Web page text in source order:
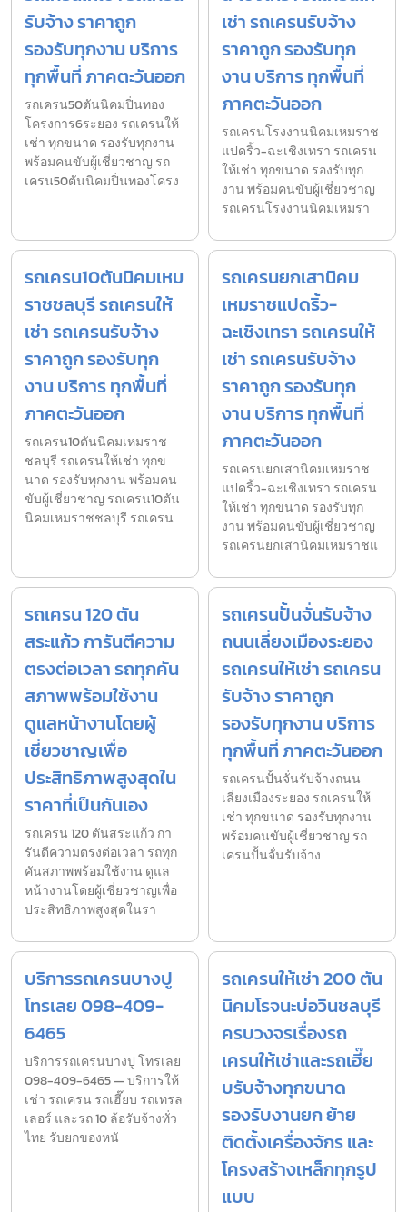
รับจ้าง ราคาถูก
รองรับทุกงาน บริการ
ทุกพื้นที่ ภาคตะวันออก
รถเครน50ตันนิคมปิ่นทอง
โครงการ6ระยอง รถเครนให้
เช่า ทุกขนาด รองรับทุกงาน
พร้อมคนขับผู้เชี่ยวชาญ รถ
เครน50ตันนิคมปิ่นทองโครง
เช่า รถเครนรับจ้าง
ราคาถูก รองรับทุก
งาน บริการ ทุกพื้นที่
ภาคตะวันออก
รถเครนโรงงานนิคมเหมราช
แปดริ้ว-ฉะเชิงเทรา รถเครน
ให้เช่า ทุกขนาด รองรับทุก
งาน พร้อมคนขับผู้เชี่ยวชาญ
รถเครนโรงงานนิคมเหมรา
รถเครน10ตันนิคมเหม
ราชชลบุรี รถเครนให้
เช่า รถเครนรับจ้าง
ราคาถูก รองรับทุก
งาน บริการ ทุกพื้นที่
ภาคตะวันออก
รถเครน10ตันนิคมเหมราช
ชลบุรี รถเครนให้เช่า ทุกข
นาด รองรับทุกงาน พร้อมคน
ขับผู้เชี่ยวชาญ รถเครน10ตัน
นิคมเหมราชชลบุรี รถเครน
รถเครนยกเสานิคม
เหมราชแปดริ้ว-
ฉะเชิงเทรา รถเครนให้
เช่า รถเครนรับจ้าง
ราคาถูก รองรับทุก
งาน บริการ ทุกพื้นที่
ภาคตะวันออก
รถเครนยกเสานิคมเหมราช
แปดริ้ว-ฉะเชิงเทรา รถเครน
ให้เช่า ทุกขนาด รองรับทุก
งาน พร้อมคนขับผู้เชี่ยวชาญ
รถเครนยกเสานิคมเหมราชแ
รถเครน 120 ตัน
สระแก้ว การันตีความ
ตรงต่อเวลา รถทุกคัน
สภาพพร้อมใช้งาน
ดูแลหน้างานโดยผู้
เชี่ยวชาญเพื่อ
ประสิทธิภาพสูงสุดใน
ราคาที่เป็นกันเอง
รถเครน 120 ตันสระแก้ว กา
รันตีความตรงต่อเวลา รถทุก
คันสภาพพร้อมใช้งาน ดูแล
หน้างานโดยผู้เชี่ยวชาญเพื่อ
ประสิทธิภาพสูงสุดในรา
รถเครนปั้นจั่นรับจ้าง
ถนนเลี่ยงเมืองระยอง
รถเครนให้เช่า รถเครน
รับจ้าง ราคาถูก
รองรับทุกงาน บริการ
ทุกพื้นที่ ภาคตะวันออก
รถเครนปั้นจั่นรับจ้างถนน
เลี่ยงเมืองระยอง รถเครนให้
เช่า ทุกขนาด รองรับทุกงาน
พร้อมคนขับผู้เชี่ยวชาญ รถ
เครนปั้นจั่นรับจ้าง
บริการรถเครนบางปู
โทรเลย 098-409-
6465
บริการรถเครนบางปู โทรเลย
098-409-6465 — บริการให้
เช่า รถเครน รถเฮี๊ยบ รถเทรล
เลอร์ และรถ 10 ล้อรับจ้างทั่ว
ไทย รับยกของหนั
รถเครนให้เช่า 200 ตัน
นิคมโรจนะบ่อวินชลบุรี
ครบวงจรเรื่องรถ
เครนให้เช่าและรถเฮี๊ย
บรับจ้างทุกขนาด
รองรับงานยก ย้าย
ติดตั้งเครื่องจักร และ
โครงสร้างเหล็กทุกรูป
แบบ